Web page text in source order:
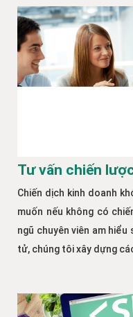
Tư vấn chiến
Chiến dịch kinh doanh
muốn nếu không có
ngũ chuyên viên am
tử, chúng tôi xây dựng